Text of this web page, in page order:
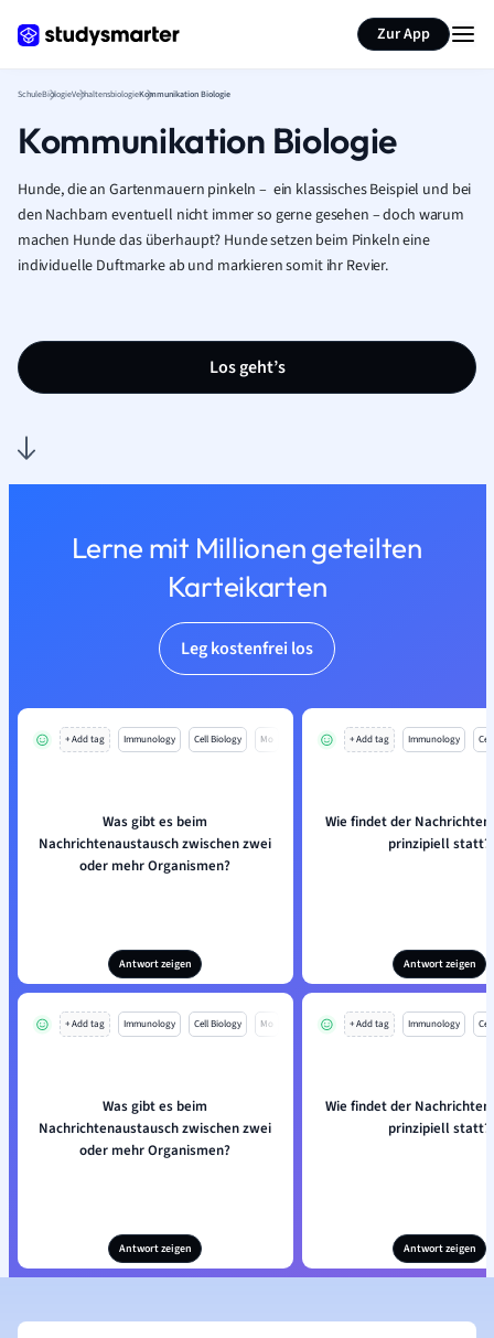
Zur App
SchuleBiologieVerhaltensbiologieKommunikation Biologie
Kommunikation Biologie
Hunde, die an Gartenmauern pinkeln–ein klassisches Beispiel und bei
den Nachbarn eventuell nicht immer so gerne gesehen – doch warum
machen Hunde das überhaupt? Hunde setzen beim Pinkeln eine
individuelle Duftmarke ab und markieren somit ihr Revier.
Los geht’s
Lerne mit Millionen geteilten
Karteikarten
Leg kostenfrei los
+ Add tag Immunology Cell Biology Mo
Was gibt es beim
Nachrichtenaustausch zwischen zwei
oder mehr Organismen?
Antwort zeigen
+ Add tag Immunology
Wie findet der
prinzipiell statt?
Antwort zeigen
+ Add tag Immunology Cell Biology Mo
Was gibt es beim
Nachrichtenaustausch zwischen zwei
oder mehr Organismen?
Antwort zeigen
+ Add tag Immunology
Wie findet der
prinzipiell statt?
Antwort zeigen
Seite zusammenfassen